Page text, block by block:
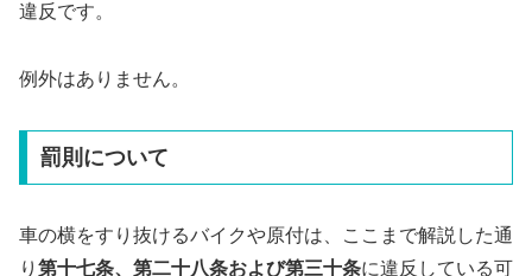
違反です。
例外はありません。
罰則について
車の横をすり抜けるバイクや原付は、ここまで解説した通
り 第十七条、第二十八条および第三十条に違反している可